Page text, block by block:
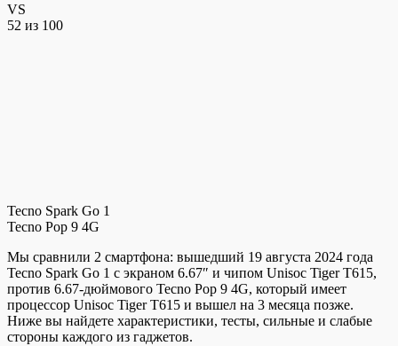
VS
52 из 100
Tecno Spark Go 1
Tecno Pop 9 4G
Мы сравнили 2 смартфона: вышедший 19 августа 2024 года
Tecno Spark Go 1 с экраном 6.67″ и чипом Unisoc Tiger T615,
против 6.67-дюймового Tecno Pop 9 4G, который имеет
процессор Unisoc Tiger T615 и вышел на 3 месяца позже.
Ниже вы найдете характеристики, тесты, сильные и слабые
стороны каждого из гаджетов.